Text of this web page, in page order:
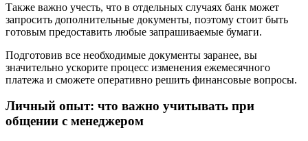
Также важно учесть, что в отдельных случаях банк может
запросить дополнительные документы, поэтому стоит быть
готовым предоставить любые запрашиваемые бумаги.
Подготовив все необходимые документы заранее, вы
значительно ускорите процесс изменения ежемесячного
платежа и сможете оперативно решить финансовые вопросы.
Личный опыт: что важно учитывать при
общении с менеджером